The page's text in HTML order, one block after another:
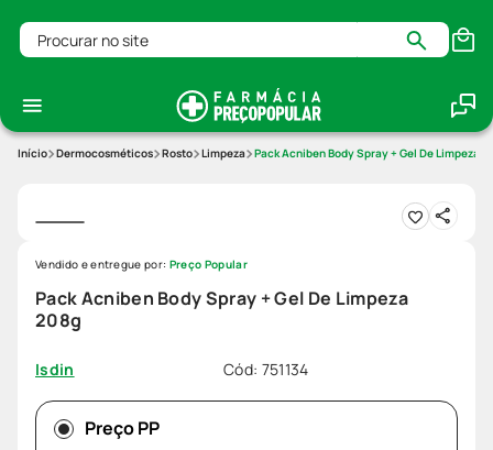
Procurar no site
Dermocosméticos Rosto Limpeza Pack Acniben Body Spray + Gel De Limpeza
Pack Acniben Body Spray + Gel De Limpeza
208g
Isdin Cód: 751134
Vendido e entregue por: Preço Popular
Preço PP